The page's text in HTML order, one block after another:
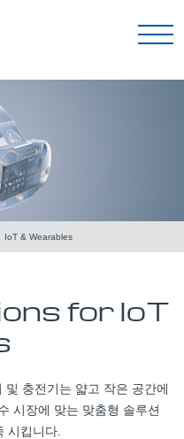
IoT & Wearables
for IoT
충전기는 얇고 작은 공간에
시장에 맞는 맞춤형 솔루션
시킵니다.